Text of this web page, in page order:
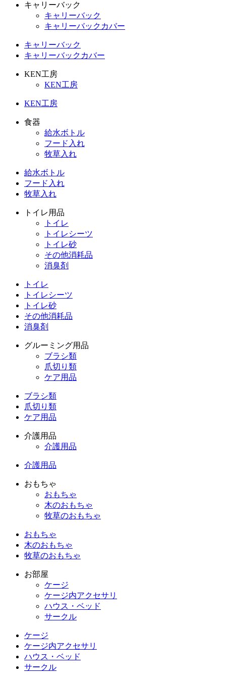
キャリーバック
キャリーバック
キャリーバックカバー
キャリーバック
キャリーバックカバー
KEN工房
KEN工房
KEN工房
食器
給水ボトル
フード入れ
牧草入れ
給水ボトル
フード入れ
牧草入れ
トイレ用品
トイレ
トイレシーツ
トイレ砂
その他消耗品
消臭剤
トイレ
トイレシーツ
トイレ砂
その他消耗品
消臭剤
グルーミング用品
ブラシ類
爪切り類
ケア用品
ブラシ類
爪切り類
ケア用品
介護用品
介護用品
介護用品
おもちゃ
おもちゃ
木のおもちゃ
牧草のおもちゃ
おもちゃ
木のおもちゃ
牧草のおもちゃ
お部屋
ケージ
ケージ内アクセサリ
ハウス・ベッド
サークル
ケージ
ケージ内アクセサリ
ハウス・ベッド
サークル